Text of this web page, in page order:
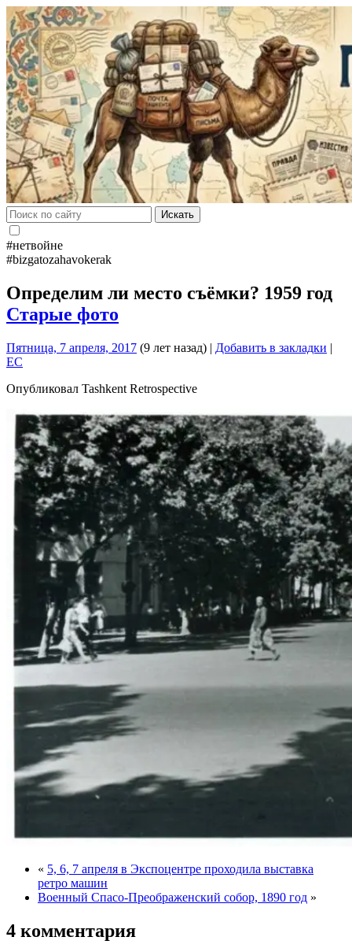
Искать
#нетвойне
#bizgatozahavokerak
Определим ли место съёмки? 1959 год
Старые фото
Пятница, 7 апреля, 2017 (9 лет назад) | Добавить в закладки |
EC
Опубликовал Tashkent Retrospective
« 5, 6, 7 апреля в Экспоцентре проходила выставка
ретро машин
Военный Спасо-Преображенский собор, 1890 год »
4 комментария